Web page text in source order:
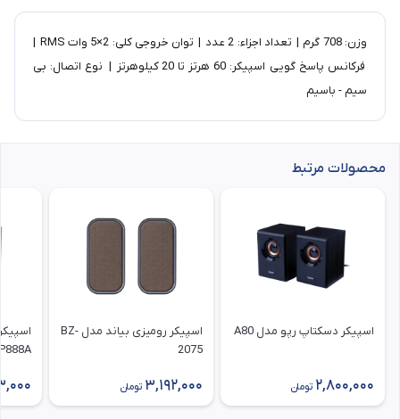
وزن: 708 گرم | تعداد اجزاء: 2 عدد | توان خروجی کلی: 2×5 وات RMS |
فرکانس پاسخ گویی اسپیکر: 60 هرتز تا 20 کیلوهرتز | نوع اتصال: بی
سیم - باسیم
محصولات مرتبط
اسپیکر دسکتاپ رپو مدل A80
2,800,000 تومان
اسپیکر رومیزی بیاند مدل BZ-
2075
3,192,000 تومان